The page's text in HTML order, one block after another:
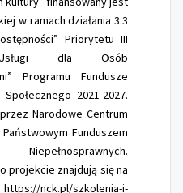
w ramach działania 3.3
Priorytetu III
dla Osób
Programu Fundusze
2021-2027.
Narodowe Centrum
Funduszem
projekcie znajdują się na
szkolenia-i-